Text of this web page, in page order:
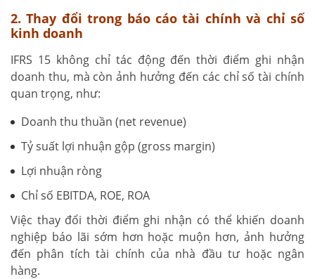
2. Thay đổi trong báo cáo tài chính và chỉ số
kinh doanh
IFRS 15 không chỉ tác động đến thời điểm ghi nhận
doanh thu, mà còn ảnh hưởng đến các chỉ số tài chính
quan trọng, như:
Doanh thu thuần (net revenue)
Tỷ suất lợi nhuận gộp (gross margin)
Lợi nhuận ròng
Chỉ số EBITDA, ROE, ROA
Việc thay đổi thời điểm ghi nhận có thể khiến doanh
nghiệp báo lãi sớm hơn hoặc muộn hơn, ảnh hưởng
đến phân tích tài chính của nhà đầu tư hoặc ngân
hàng.